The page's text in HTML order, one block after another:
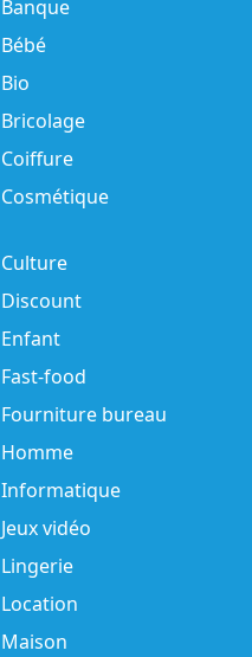
Banque
Bébé
Bio
Bricolage
Coiffure
Cosmétique
Culture
Discount
Enfant
Fast-food
Fourniture bureau
Homme
Informatique
Jeux vidéo
Lingerie
Location
Maison